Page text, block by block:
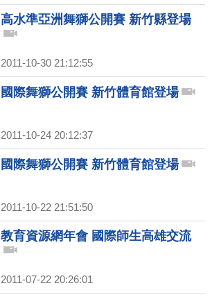
高水準亞洲舞獅公開賽 新竹縣登場
2011-10-30 21:12:55
國際舞獅公開賽 新竹體育館登場
2011-10-24 20:12:37
國際舞獅公開賽 新竹體育館登場
2011-10-22 21:51:50
教育資源網年會 國際師生高雄交流
2011-07-22 20:26:01